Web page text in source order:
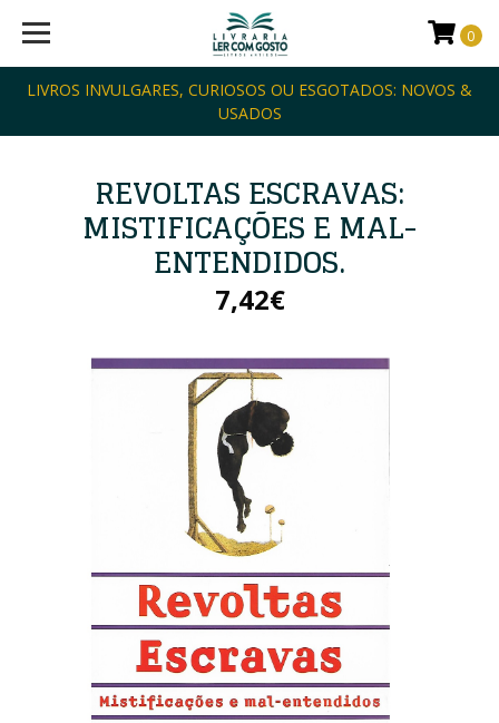
LIVROS INVULGARES, CURIOSOS OU ESGOTADOS: NOVOS &
USADOS
0
REVOLTAS ESCRAVAS:
MISTIFICAÇÕES E MAL-
ENTENDIDOS.
7,42€